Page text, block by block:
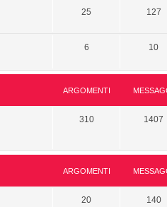
25 127
6 10
ARGOMENTI
310 1407
ARGOMENTI
20 140